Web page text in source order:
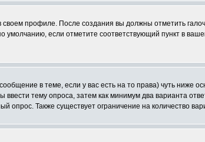
профиле. После создания вы должны отметить
если отметите соответствующий пункт в
в теме, если у вас есть на то права) чуть
тему опроса, затем как минимум два варианта
опрос. Также существует ограничение на количество